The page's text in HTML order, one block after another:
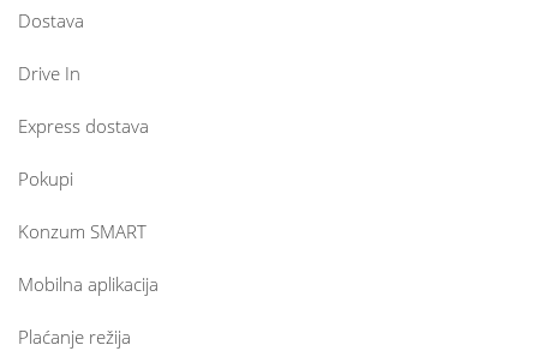
Dostava
Drive In
Express dostava
Pokupi
Konzum SMART
Mobilna aplikacija
Plaćanje režija